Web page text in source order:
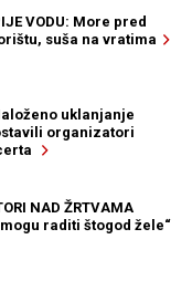
VODU: More pred
suša na vratima
uklanjanje
organizatori
NAD ŽRTVAMA
mogu raditi štogod žele“